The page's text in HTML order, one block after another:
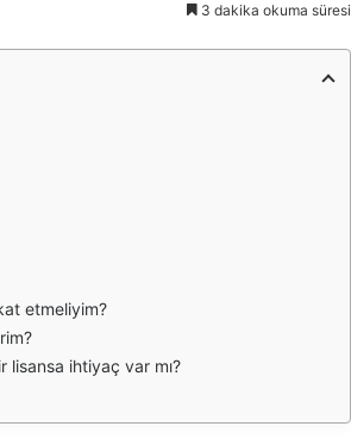
3 dakika okuma süresi
etmeliyim?
lisansa ihtiyaç var mı?